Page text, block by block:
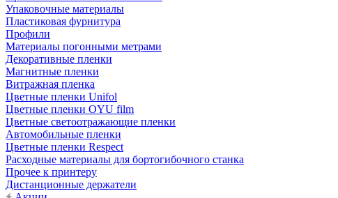
Упаковочные материалы
Пластиковая фурнитура
Профили
Материалы погонными метрами
Декоративные пленки
Магнитные пленки
Витражная пленка
Цветные пленки Unifol
Цветные пленки OYU film
Цветные светоотражающие пленки
Автомобильные пленки
Цветные пленки Respect
Расходные материалы для бортогибочного станка
Прочее к принтеру
Дистанционные держатели